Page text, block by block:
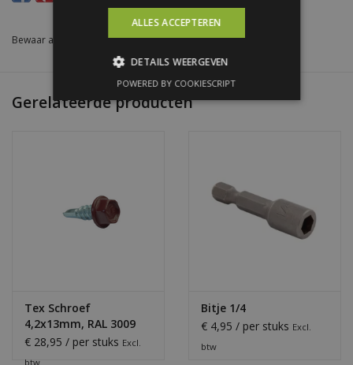
Bewaar als favoriet Toevoegen om te vergelijken/Afdrukken
Gerelateerde producten
Tex Schroef
4,2x13mm, RAL 3009
Oxiderood
€ 28,95 / per stuks Excl.
btw
Bitje 1/4
€ 4,95 / per stuks Excl.
btw
ALLES ACCEPTEREN
DETAILS WEERGEVEN
POWERED BY COOKIESCRIPT